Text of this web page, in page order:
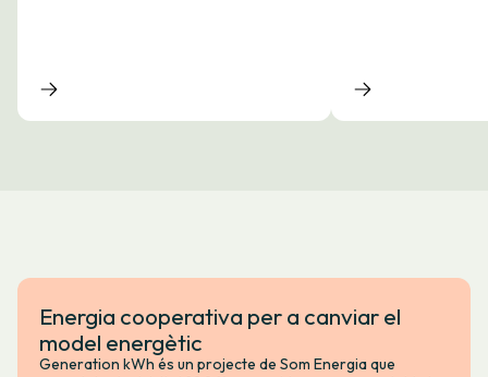
Energia cooperativa per a canviar el
model energètic
Generation kWh és un projecte de Som Energia que